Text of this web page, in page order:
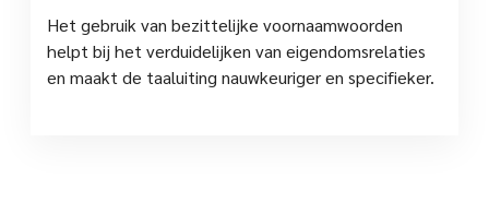
Het gebruik van bezittelijke voornaamwoorden
helpt bij het verduidelijken van eigendomsrelaties
en maakt de taaluiting nauwkeuriger en specifieker.